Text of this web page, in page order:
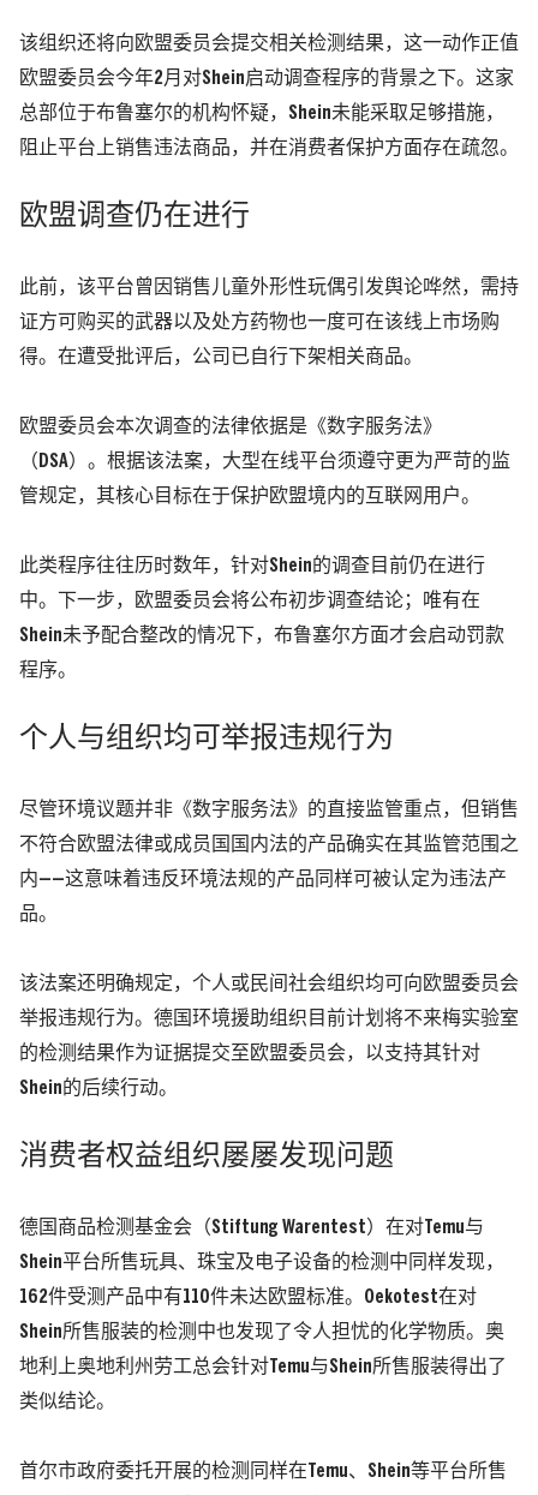
该组织还将向欧盟委员会提交相关检测结果，这一动作正值
欧盟委员会今年2月对Shein启动调查程序的背景之下。这家
总部位于布鲁塞尔的机构怀疑，Shein未能采取足够措施，
阻止平台上销售违法商品，并在消费者保护方面存在疏忽。
欧盟调查仍在进行
此前，该平台曾因销售儿童外形性玩偶引发舆论哗然，需持
证方可购买的武器以及处方药物也一度可在该线上市场购
得。在遭受批评后，公司已自行下架相关商品。
欧盟委员会本次调查的法律依据是《数字服务法》
（DSA）。根据该法案，大型在线平台须遵守更为严苛的监
管规定，其核心目标在于保护欧盟境内的互联网用户。
此类程序往往历时数年，针对Shein的调查目前仍在进行
中。下一步，欧盟委员会将公布初步调查结论；唯有在
Shein未予配合整改的情况下，布鲁塞尔方面才会启动罚款
程序。
个人与组织均可举报违规行为
尽管环境议题并非《数字服务法》的直接监管重点，但销售
不符合欧盟法律或成员国国内法的产品确实在其监管范围之
内——这意味着违反环境法规的产品同样可被认定为违法产
品。
该法案还明确规定，个人或民间社会组织均可向欧盟委员会
举报违规行为。德国环境援助组织目前计划将不来梅实验室
的检测结果作为证据提交至欧盟委员会，以支持其针对
Shein的后续行动。
消费者权益组织屡屡发现问题
德国商品检测基金会（Stiftung Warentest）在对Temu与
Shein平台所售玩具、珠宝及电子设备的检测中同样发现，
162件受测产品中有110件未达欧盟标准。Oekotest在对
Shein所售服装的检测中也发现了令人担忧的化学物质。奥
地利上奥地利州劳工总会针对Temu与Shein所售服装得出了
类似结论。
首尔市政府委托开展的检测同样在Temu、Shein等平台所售